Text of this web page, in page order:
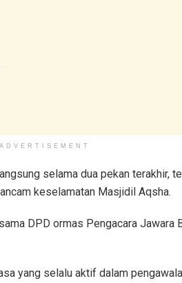
ADVERTISEMENT
selama dua pekan terakhir,
keselamatan Masjidil Aqsha.
DPD ormas Pengacara Jawara
yang selalu aktif dalam